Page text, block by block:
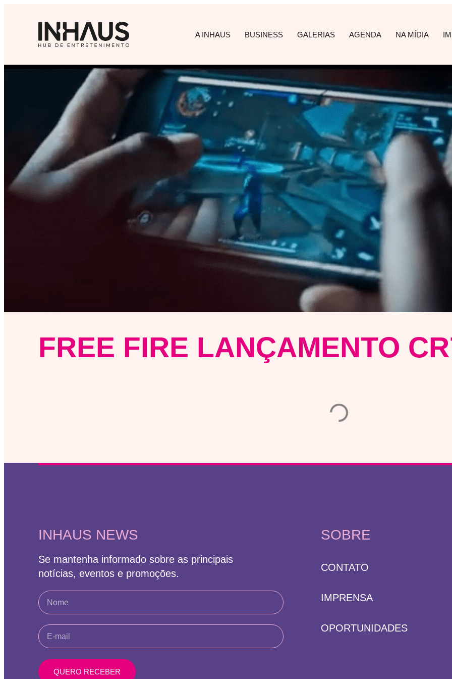
A INHAUS BUSINESS GALERIAS AGENDA NA MÍDIA
FREE FIRE LANÇAMENTO
INHAUS NEWS
Se mantenha informado sobre as principais
notícias, eventos e promoções.
QUERO RECEBER
SOBRE
CONTATO
IMPRENSA
OPORTUNIDADES